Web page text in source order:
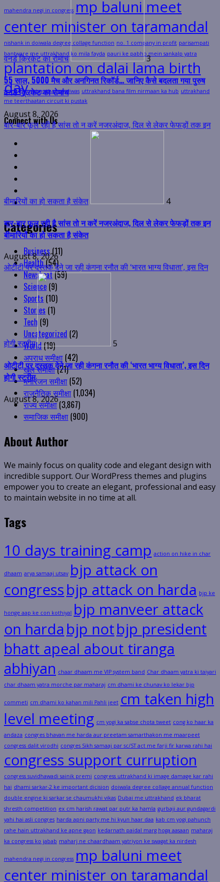
55 साल, 5000 मैच और अनगिनत रिकॉर्ड… जानिए कैसे बदलता गया पुरुष
वनडे क्रिकेट का रोमांच
August 8, 2026
बार-बार फूल रही है सांस तो न करें नजरअंदाज, दिल से लेकर फेफड़ों तक इन
बीमारियों का हो सकता है संकेत
August 8, 2026
ओटीटी पर दस्तक देने जा रही कंगना रनौत की ‘भारत भाग्य विधाता’, इस दिन
होगी स्ट्रीम
ओटीटी पर दस्तक देने जा रही कंगना रनौत की ‘भारत भाग्य विधाता’, इस दिन
होगी स्ट्रीम
August 8, 2026
mahendra negi in congress mp baluni meet
center minister on taramandal
nishank in doiwala degree collage function no. 1 company in profit parisampati
bantware me uttrakhand ko mila fayda pauri ke pabho mein sankalp yatra
plantation on dalai lama birth
day rajya sthapna diwas uttrakhand bana film nirmaan ka hub uttrakhand
me teerthaatan circuit ki pustak
Connect with Us
Instagram
Categories
Business(11)
Health(54)
Newsbeat(59)
Science (9)
Sports (10)
Stories (1)
Tech (9)
Uncategorized (2)
World(19)
अपराध समीक्षा (42)
खेल समीक्षा(21)
मनोरंजन समीक्षा (52)
राजनैतिक समीक्षा (1,034)
राज्य समीक्षा(3,867)
समाजिक समीक्षा (900)
About Author
We mainly focus on quality code and elegant design with
incredible support. Our WordPress themes and plugins
empower you to create an elegant, professional and easy
to maintain website in no time at all.
Tags
10 days training camp action on hike in char
dhaam arya samaaj utsav bjp attack on
congressbjp attack on harda bjp ke
honge aap ke con kothiyal bjp manveer attack
on harda bjp notbjp president
bhatt apeal about tiranga
abhiyan chaar dhaam me VIP system band Char dhaam yatra ki taiyari
char dhaam yatra morche par maharaj cm dhami ke chunav ko lekar bjp
commeti cm dhami ko kahan mili Pahli jeet cm taken high
level meeting cm yogi ka sabse chota tweet cong ko haar ka
andaza congres bhavan me harda aur preetam samarthakon me maarpeet
congress dalit virodhi congres Sikh samaaj par sc/ST act me farji fir karwa rahi hai
congress support curruption
congress suvidhawadi sainik premi congress uttrakhand ki image damage kar rahi
hai dhami sarkar-2 ke important dicision doiwala degree collage annual function
double engine ki sarkar se chaumukhi vikas Dubai me uttrakhand ek bharat
shresth competition ex cm harish rawat par putr ka hamla gurbaji aur gundagardi
yahi hai asli congres harda apni party me hi kyun haar daa kab cm yogi pahunch
rahe hain uttrakhand ke apne gaon kedarnath paidal marg hoga aasaan maharaj
ka congress ko jabab maharj ne chaardhaam yatriyon ke swagat ka nirdesh
mahendra negi in congress mp baluni meet
center minister on taramandal